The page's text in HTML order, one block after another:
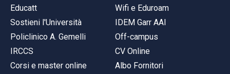
Educatt
Sostieni l'Università
Policlinico A. Gemelli
IRCCS
Corsi e master online
Wifi e Eduroam
IDEM Garr AAI
Off-campus
CV Online
Albo Fornitori